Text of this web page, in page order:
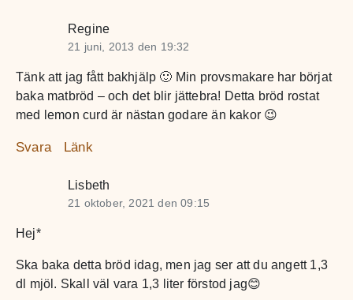
Regine
21 juni, 2013 den 19:32
Tänk att jag fått bakhjälp 🙂 Min provsmakare har börjat
baka matbröd – och det blir jättebra! Detta bröd rostat
med lemon curd är nästan godare än kakor 😉
Svara Länk
Lisbeth
21 oktober, 2021 den 09:15
Hej*
Ska baka detta bröd idag, men jag ser att du angett 1,3
dl mjöl. Skall väl vara 1,3 liter förstod jag😊